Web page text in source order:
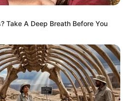
Take A Deep Breath Before You